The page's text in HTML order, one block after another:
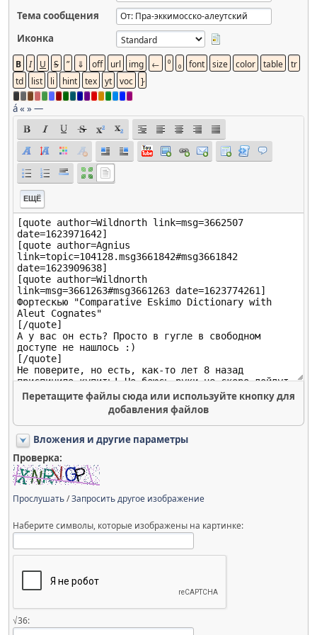
Тема сообщения
Иконка
á« »—
ЕЩЁ
Перетащите файлы сюда или используйте кнопку для
добавления файлов
Вложения и другие параметры
Проверка:
Прослушать/Запросить другое изображение
Наберите символы, которые изображены на картинке:
√36: